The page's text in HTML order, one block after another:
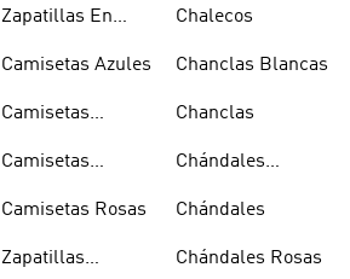
Zapatillas En
Camisetas Azules
Camisetas
Camisetas
Camisetas Rosas
Zapatillas
Chalecos
Chanclas Blancas
Chanclas
Chándales
Chándales
Chándales Rosas